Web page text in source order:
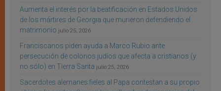
Aumenta el interés por la beatificación en Estados Unidos
de los mártires de Georgia que murieron defendiendo el
matrimonio julio 25, 2026
Franciscanos piden ayuda a Marco Rubio ante
persecución de colonos judíos que afecta a cristianos (y
no sólo) en Tierra Santa julio 25, 2026
Sacerdotes alemanes fieles al Papa contestan a su propio